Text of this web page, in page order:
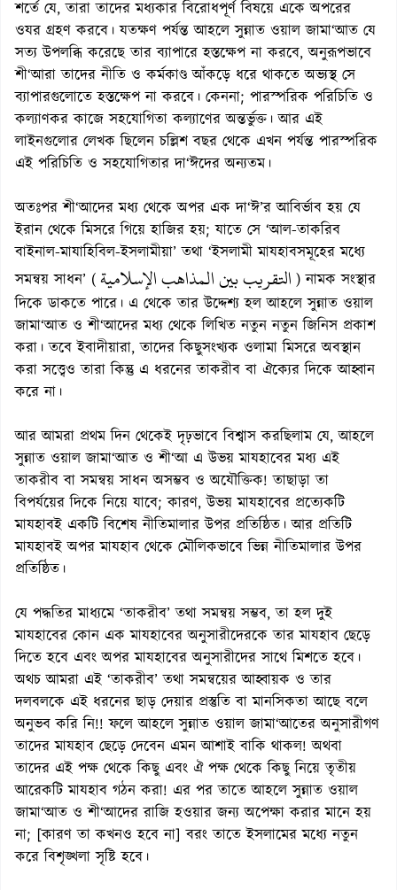
শর্তে যে, তারা তাদের মধ্যকার বিরোধপূর্ণ বিষয়ে একে অপরের
ওযর গ্রহণ করবে। যতক্ষণ পর্যন্ত আহলে সুন্নাত ওয়াল জামা‘আত যে
সত্য উপলব্ধি করেছে তার ব্যাপারে হস্তক্ষেপ না করবে, অনুরূপভাবে
শী‘আরা তাদের নীতি ও কর্মকাণ্ড আঁকড়ে ধরে থাকতে অভ্যস্থ সে
ব্যাপারগুলোতে হস্তক্ষেপ না করবে। কেননা; পারস্পরিক পরিচিতি ও
কল্যাণকর কাজে সহযোগিতা কল্যাণের অন্তর্ভুক্ত। আর এই
লাইনগুলোর লেখক ছিলেন চল্লিশ বছর থেকে এখন পর্যন্ত পারস্পরিক
এই পরিচিতি ও সহযোগিতার দা‘ঈদের অন্যতম।
অতঃপর শী‘আদের মধ্য থেকে অপর এক দা‘ঈ’র আবির্ভাব হয় যে
ইরান থেকে মিসরে গিয়ে হাজির হয়; যাতে সে ‘আল-তাকরিব
বাইনাল-মাযাহিবিল-ইসলামীয়া’ তথা ‘ইসলামী মাযহাবসমূহের মধ্যে
সমন্বয় সাধন’ ( التقريب بين المذاهب الإسلامية ) নামক সংস্থার
দিকে ডাকতে পারে। এ থেকে তার উদ্দেশ্য হল আহলে সুন্নাত ওয়াল
জামা‘আত ও শী‘আদের মধ্য থেকে লিখিত নতুন নতুন জিনিস প্রকাশ
করা। তবে ইবাদীয়ারা, তাদের কিছুসংখ্যক ওলামা মিসরে অবস্থান
করা সত্ত্বেও তারা কিন্তু এ ধরনের তাকরীব বা ঐক্যের দিকে আহ্বান
করে না।
আর আমরা প্রথম দিন থেকেই দৃঢ়ভাবে বিশ্বাস করছিলাম যে, আহলে
সুন্নাত ওয়াল জামা‘আত ও শী‘আ এ উভয় মাযহাবের মধ্য এই
তাকরীব বা সমন্বয় সাধন অসম্ভব ও অযৌক্তিক! তাছাড়া তা
বিপর্যয়ের দিকে নিয়ে যাবে; কারণ, উভয় মাযহাবের প্রত্যেকটি
মাযহাবই একটি বিশেষ নীতিমালার উপর প্রতিষ্ঠিত। আর প্রতিটি
মাযহাবই অপর মাযহাব থেকে মৌলিকভাবে ভিন্ন নীতিমালার উপর
প্রতিষ্ঠিত।
যে পদ্ধতির মাধ্যমে ‘তাকরীব’ তথা সমন্বয় সম্ভব, তা হল দুই
মাযহাবের কোন এক মাযহাবের অনুসারীদেরকে তার মাযহাব ছেড়ে
দিতে হবে এবং অপর মাযহাবের অনুসারীদের সাথে মিশতে হবে।
অথচ আমরা এই ‘তাকরীব’ তথা সমন্বয়ের আহ্বায়ক ও তার
দলবলকে এই ধরনের ছাড় দেয়ার প্রস্তুতি বা মানসিকতা আছে বলে
অনুভব করি নি!! ফলে আহলে সুন্নাত ওয়াল জামা‘আতের অনুসারীগণ
তাদের মাযহাব ছেড়ে দেবেন এমন আশাই বাকি থাকল! অথবা
তাদের এই পক্ষ থেকে কিছু এবং ঐ পক্ষ থেকে কিছু নিয়ে তৃতীয়
আরেকটি মাযহাব গঠন করা! এর পর তাতে আহলে সুন্নাত ওয়াল
জামা‘আত ও শী‘আদের রাজি হওয়ার জন্য অপেক্ষা করার মানে হয়
না; [কারণ তা কখনও হবে না] বরং তাতে ইসলামের মধ্যে নতুন
করে বিশৃঙ্খলা সৃষ্টি হবে।